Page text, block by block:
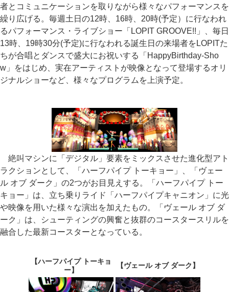
者とコミュニケーションを取りながら様々なパフォーマンスを
繰り広げる。毎週土日の12時、16時、20時(予定）に行なわれ
るパフォーマンス・ライブショー「LOPIT GROOVE!!」、毎日
13時、19時30分(予定)に行なわれる誕生日の来場者をLOPITた
ちが合唱とダンスで盛大にお祝いする「HappyBirthday-Sho
w」をはじめ、実在アーティストが映像となって登場するオリ
ジナルショーなど、様々なプログラムを上演予定。
絶叫マシンに「デジタル」要素をミックスさせた進化型アト
ラクションとして、「ハーフパイプ トーキョー」、「ヴェー
ル オブ ダーク」の2つがお目見えする。「ハーフパイプ トー
キョー」は、立ち乗りライド「ハーフパイプキャニオン」に光
や映像を用いた様々な演出を加えたもの。「ヴェール オブ ダ
ーク」は、シューティングの興奮と抜群のコースタースリルを
融合した最新コースターとなっている。
【ハーフパイプ トーキョ
ー】
【ヴェール オブ ダーク】